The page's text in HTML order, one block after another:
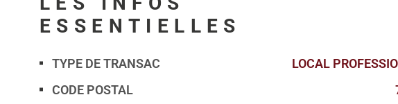
ESSENTIELLES
Caractérisque Valeurs
TYPE DE TRANSAC
LOCAL
CODE POSTAL